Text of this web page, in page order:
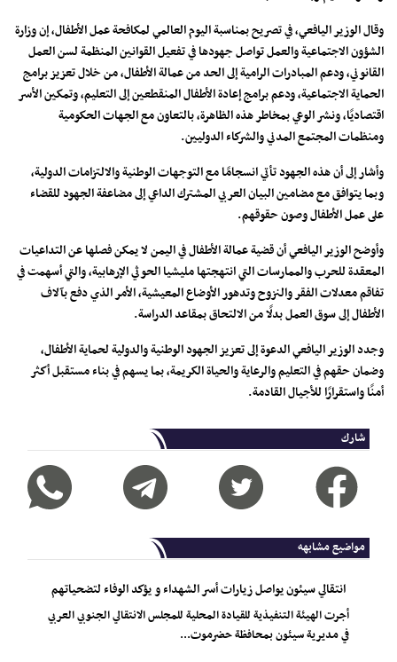
وقال الوزير اليافعي، في تصريح بمناسبة اليوم العالمي لمكافحة عمل الأطفال، إن وزارة
الشؤون الاجتماعية والعمل تواصل جهودها في تفعيل القوانين المنظمة لسن العمل
القانوني، ودعم المبادرات الرامية إلى الحد من عمالة الأطفال، من خلال تعزيز برامج
الحماية الاجتماعية، ودعم برامج إعادة الأطفال المنقطعين إلى التعليم، وتمكين الأسر
اقتصاديًا، ونشر الوعي بمخاطر هذه الظاهرة، بالتعاون مع الجهات الحكومية
ومنظمات المجتمع المدني والشركاء الدوليين.
وأشار إلى أن هذه الجهود تأتي انسجامًا مع التوجهات الوطنية والالتزامات الدولية،
وبما يتوافق مع مضامين البيان العربي المشترك الداعي إلى مضاعفة الجهود للقضاء
على عمل الأطفال وصون حقوقهم.
وأوضح الوزير اليافعي أن قضية عمالة الأطفال في اليمن لا يمكن فصلها عن التداعيات
المعقدة للحرب والممارسات التي انتهجتها مليشيا الحوثي الإرهابية، والتي أسهمت في
تفاقم معدلات الفقر والنزوح وتدهور الأوضاع المعيشية، الأمر الذي دفع بآلاف
الأطفال إلى سوق العمل بدلًا من الالتحاق بمقاعد الدراسة.
وجدد الوزير اليافعي الدعوة إلى تعزيز الجهود الوطنية والدولية لحماية الأطفال،
وضمان حقهم في التعليم والرعاية والحياة الكريمة، بما يسهم في بناء مستقبل أكثر
أمنًا واستقرارًا للأجيال القادمة.
شارك
مواضيع مشابهه
انتقالي سيئون يواصل زيارات أسر الشهداء و يؤكد الوفاء لتضحياتهم
أجرت الهيئة التنفيذية للقيادة المحلية للمجلس الانتقالي الجنوبي العربي
في مديرية سيئون بمحافظة حضرموت...